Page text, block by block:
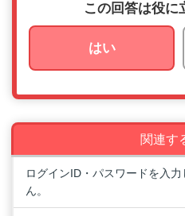
この回答は役に
はい
関連す
ログインID・パスワードを入
ん。